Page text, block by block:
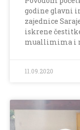
godine glavni
zajednice
iskrene
muallimima i
11.09.2020